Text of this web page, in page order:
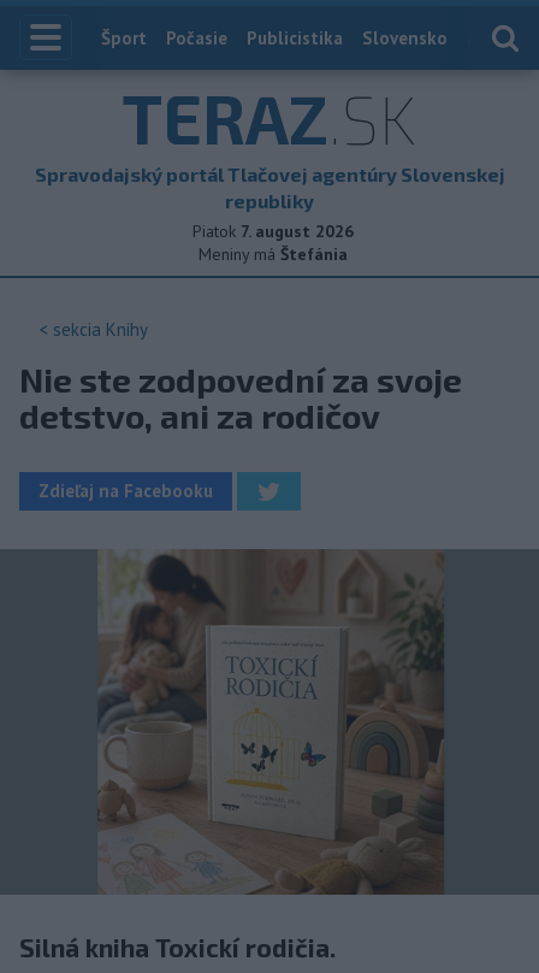
Index
Šport Počasie Publicistika Slovensko
TERAZ.SK
Spravodajský portál Tlačovej agentúry Slovenskej
republiky
Piatok 7. august 2026
Meniny má Štefánia
< sekcia Knihy
Nie ste zodpovední za svoje
detstvo, ani za rodičov
Zdieľaj na Facebooku
Silná kniha Toxickí rodičia.